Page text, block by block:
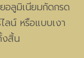
อลูมิเนียมกัดกรด
ลน์ หรือแบบเงา
งสิ้น